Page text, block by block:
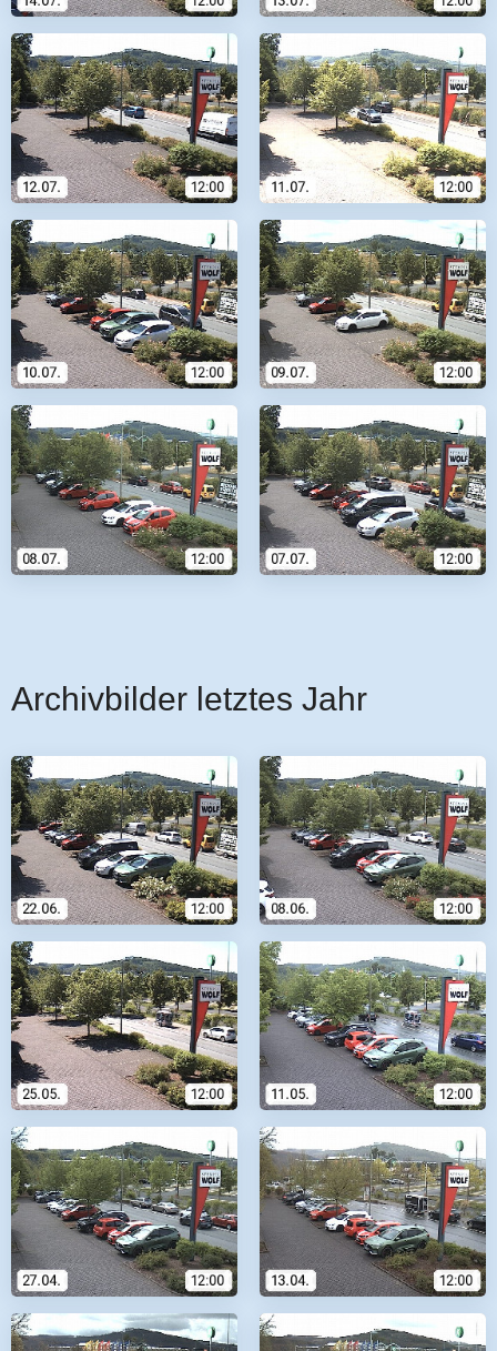
Archivbilder letztes Jahr